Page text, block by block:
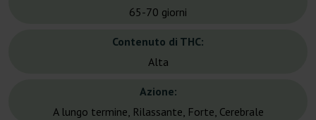
65-70 giorni
Contenuto di THC:
Alta
Azione:
A lungo termine, Rilassante, Forte, Cerebrale